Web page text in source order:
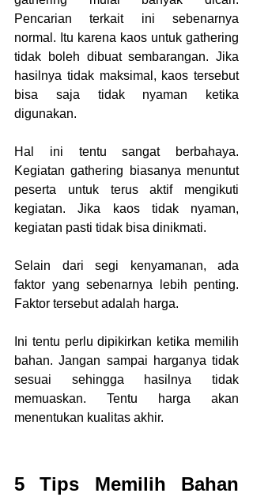
Pencarian terkait ini sebenarnya
normal. Itu karena kaos untuk gathering
tidak boleh dibuat sembarangan. Jika
hasilnya tidak maksimal, kaos tersebut
bisa saja tidak nyaman ketika
digunakan.
Hal ini tentu sangat berbahaya.
Kegiatan gathering biasanya menuntut
peserta untuk terus aktif mengikuti
kegiatan. Jika kaos tidak nyaman,
kegiatan pasti tidak bisa dinikmati.
Selain dari segi kenyamanan, ada
faktor yang sebenarnya lebih penting.
Faktor tersebut adalah harga.
Ini tentu perlu dipikirkan ketika memilih
bahan. Jangan sampai harganya tidak
sesuai sehingga hasilnya tidak
memuaskan. Tentu harga akan
menentukan kualitas akhir.
5 Tips Memilih Bahan